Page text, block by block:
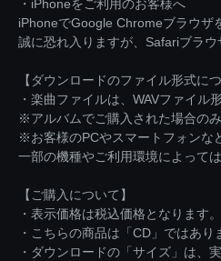
・iPhoneをご利用のお客様へ
iPhoneでGoogle Chromeブラウザ
誠に恐れ入りますが、Safariブラ
【ダウンロードのファイル形式につ
・楽曲ファイルは、WAVファイル
※アルバムでご購入された場合の
※お客様のPCやスマートフォンな
一部の機種やご利用環境によって
【ご購入について】
・表示価格は税込価格となります。
・こちらの商品は「CD」ではあ
・ダウンロードの「サイズ」は、